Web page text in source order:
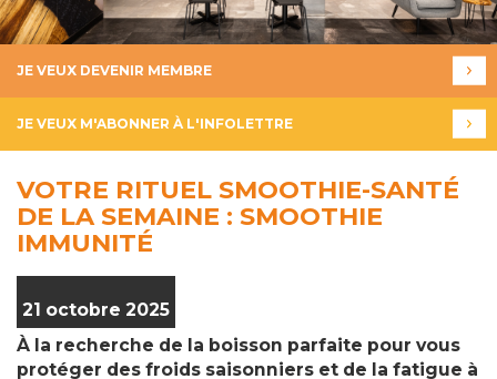
JE VEUX DEVENIR MEMBRE
JE VEUX M'ABONNER À L'INFOLETTRE
VOTRE RITUEL SMOOTHIE-SANTÉ
DE LA SEMAINE : SMOOTHIE
IMMUNITÉ
21 octobre 2025
À la recherche de la boisson parfaite pour vous
protéger des froids saisonniers et de la fatigue à